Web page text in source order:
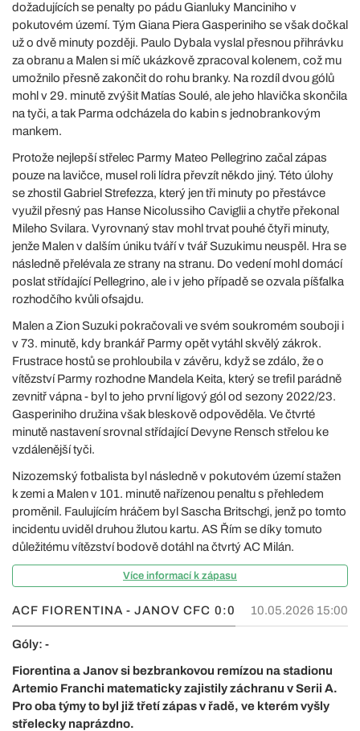
dožadujících se penalty po pádu Gianluky Manciniho v
pokutovém území. Tým Giana Piera Gasperiniho se však dočkal
už o dvě minuty později. Paulo Dybala vyslal přesnou přihrávku
za obranu a Malen si míč ukázkově zpracoval kolenem, což mu
umožnilo přesně zakončit do rohu branky. Na rozdíl dvou gólů
mohl v 29. minutě zvýšit Matías Soulé, ale jeho hlavička skončila
na tyči, a tak Parma odcházela do kabin s jednobrankovým
mankem.
Protože nejlepší střelec Parmy Mateo Pellegrino začal zápas
pouze na lavičce, musel roli lídra převzít někdo jiný. Této úlohy
se zhostil Gabriel Strefezza, který jen tři minuty po přestávce
využil přesný pas Hanse Nicolussiho Caviglii a chytře překonal
Mileho Svilara. Vyrovnaný stav mohl trvat pouhé čtyři minuty,
jenže Malen v dalším úniku tváří v tvář Suzukimu neuspěl. Hra se
následně přelévala ze strany na stranu. Do vedení mohl domácí
poslat střídající Pellegrino, ale i v jeho případě se ozvala píšťalka
rozhodčího kvůli ofsajdu.
Malen a Zion Suzuki pokračovali ve svém soukromém souboji i
v 73. minutě, kdy brankář Parmy opět vytáhl skvělý zákrok.
Frustrace hostů se prohloubila v závěru, když se zdálo, že o
vítězství Parmy rozhodne Mandela Keita, který se trefil parádně
zevnitř vápna - byl to jeho první ligový gól od sezony 2022/23.
Gasperiniho družina však bleskově odpověděla. Ve čtvrté
minutě nastavení srovnal střídající Devyne Rensch střelou ke
vzdálenější tyči.
Nizozemský fotbalista byl následně v pokutovém území stažen
k zemi a Malen v 101. minutě nařízenou penaltu s přehledem
proměnil. Faulujícím hráčem byl Sascha Britschgi, jenž po tomto
incidentu uviděl druhou žlutou kartu. AS Řím se díky tomuto
důležitému vítězství bodově dotáhl na čtvrtý AC Milán.
Více informací k zápasu
ACF FIORENTINA - JANOV CFC 0:0 10.05.2026 15:00
Góly: -
Fiorentina a Janov si bezbrankovou remízou na stadionu
Artemio Franchi matematicky zajistily záchranu v Serii A.
Pro oba týmy to byl již třetí zápas v řadě, ve kterém vyšly
střelecky naprázdno.